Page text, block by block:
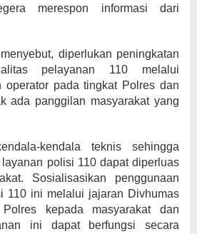
merespon informasi dari
diperlukan peningkatan
pelayanan 110 melalui
operator pada tingkat Polres dan
ada panggilan masyarakat yang
kendala teknis sehingga
polisi 110 dapat diperluas
Sosialisasikan penggunaan
110 ini melalui jajaran Divhumas
kepada masyarakat dan
ini dapat berfungsi secara